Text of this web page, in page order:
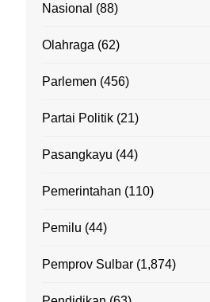
Nasional (88)
Olahraga (62)
Parlemen (456)
Partai Politik (21)
Pasangkayu (44)
Pemerintahan (110)
Pemilu (44)
Pemprov Sulbar (1,874)